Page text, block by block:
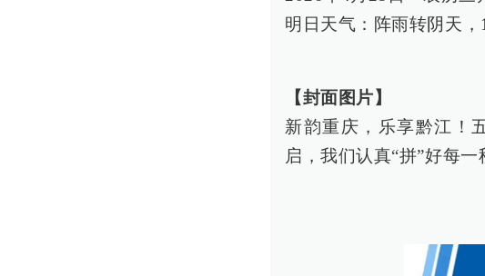
明日天气：阵雨转阴天
【封面图片】
新韵重庆，乐享黔江！
启，我们认真“拼”好每一